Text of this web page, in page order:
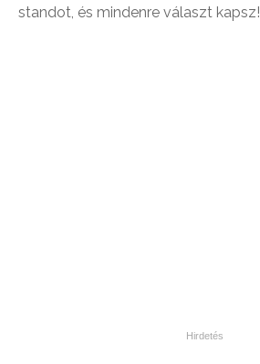
standot, és mindenre választ kapsz!